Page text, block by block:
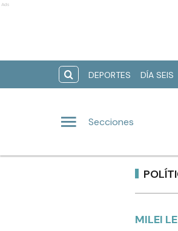
Ads
DEPORTES DÍA SEIS
Secciones
MILEI